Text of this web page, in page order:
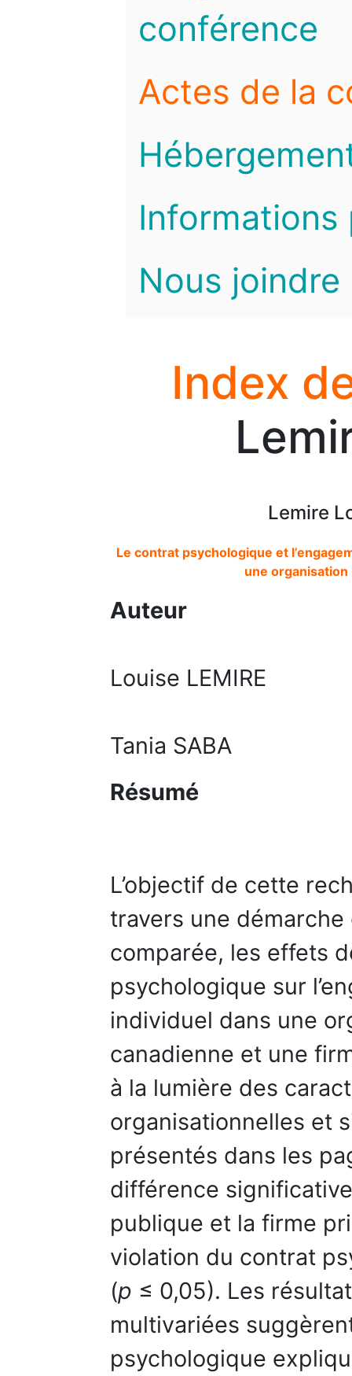
conférence
Actes de la
Informations
Nous joindre
Index
Lemire
Le contrat psychologique et
une
Auteur
Louise LEMIRE
Tania SABA
Résumé
L’objectif de cette
travers une démarche
comparée, les effets
psychologique sur
individuel dans une
canadienne et une
à la lumière des
organisationnelles et
présentés dans les
différence
publique et la firme
violation du contrat
(p ≤ 0,05). Les
multivariées
psychologique